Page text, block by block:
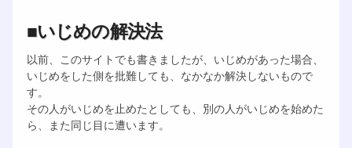
■いじめの解決法
以前、このサイトでも書きましたが、いじめがあった場合、
いじめをした側を批難しても、なかなか解決しないもので
す。
その人がいじめを止めたとしても、別の人がいじめを始めた
ら、また同じ目に遭います。